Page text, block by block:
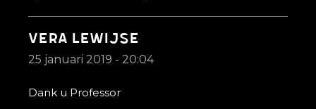
Vera Lewijse
25 januari 2019 - 20:04
Dank u Professor